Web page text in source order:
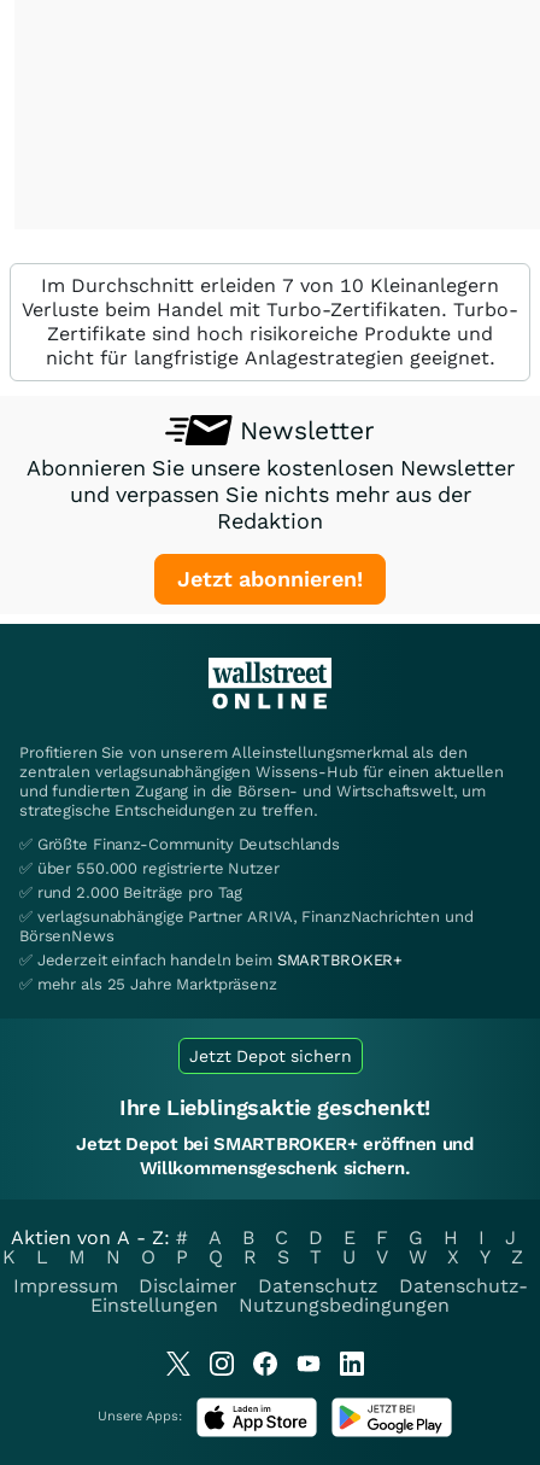
Im Durchschnitt erleiden 7 von 10 Kleinanlegern
Verluste beim Handel mit Turbo-Zertifikaten. Turbo-
Zertifikate sind hoch risikoreiche Produkte und
nicht für langfristige Anlagestrategien geeignet.
Newsletter
Abonnieren Sie unsere kostenlosen Newsletter
und verpassen Sie nichts mehr aus der
Redaktion
Jetzt abonnieren!
Profitieren Sie von unserem Alleinstellungsmerkmal als den
zentralen verlagsunabhängigen Wissens-Hub für einen aktuellen
und fundierten Zugang in die Börsen- und Wirtschaftswelt, um
strategische Entscheidungen zu treffen.
✅ Größte Finanz-Community Deutschlands
✅ über 550.000 registrierte Nutzer
✅ rund 2.000 Beiträge pro Tag
✅ verlagsunabhängige Partner ARIVA, FinanzNachrichten und
BörsenNews
✅ Jederzeit einfach handeln beim SMARTBROKER+
✅ mehr als 25 Jahre Marktpräsenz
Jetzt Depot sichern
Ihre Lieblingsaktie geschenkt!
Jetzt Depot bei SMARTBROKER+ eröffnen und
Willkommensgeschenk sichern.
Aktien von A - Z: # A B C D E F G H I
J
K
L M N O P Q R S T U V W X Y
Z
Impressum
Disclaimer Datenschutz
Datenschutz-
Einstellungen
Nutzungsbedingungen
Unsere Apps: